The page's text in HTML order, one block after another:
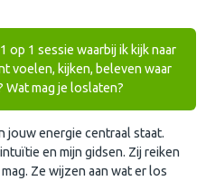
op 1 sessie waarbij ik kijk naar
voelen, kijken, beleven waar
Wat mag je loslaten?
jouw energie centraal staat.
en mijn gidsen. Zij reiken
Ze wijzen aan wat er los